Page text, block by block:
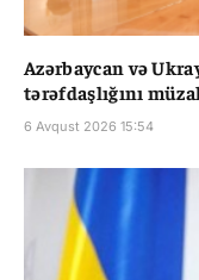
Azərbaycan və
tərəfdaşlığını
6 Avqust 2026 15:54